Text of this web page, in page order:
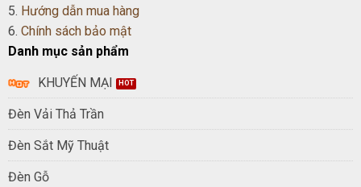
5. Hướng dẫn mua hàng
6. Chính sách bảo mật
Danh mục sản phẩm
KHUYẾN MẠI
Đèn Vải Thả Trần
Đèn Sắt Mỹ Thuật
Đèn Gỗ